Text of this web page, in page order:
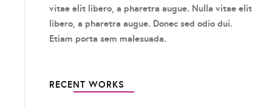
vitae elit libero, a pharetra augue. Nulla vitae elit
libero, a pharetra augue. Donec sed odio dui.
Etiam porta sem malesuada.
RECENT WORKS